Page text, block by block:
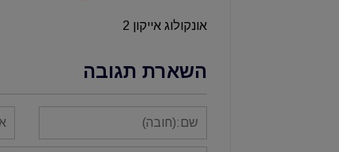
אונקולוג אייקון 2
השארת תגובה